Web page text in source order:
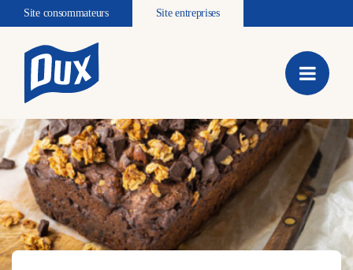
Site consommateurs Site entreprises